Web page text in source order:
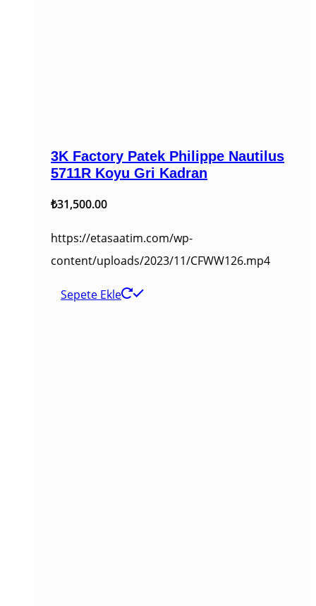
3K Factory Patek Philippe Nautilus
5711R Koyu Gri Kadran
₺31,500.00
https://etasaatim.com/wp-
content/uploads/2023/11/CFWW126.mp4
Sepete Ekle